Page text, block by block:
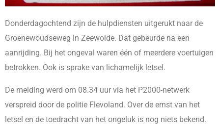
Donderdagochtend zijn de hulpdiensten uitgerukt naar de
Groenewoudseweg in Zeewolde. Dat gebeurde na een
aanrijding. Bij het ongeval waren één of meerdere voertuigen
betrokken. Ook is sprake van lichamelijk letsel.
De melding werd om 08.34 uur via het P2000-netwerk
verspreid door de politie Flevoland. Over de ernst van het
letsel en de toedracht van het ongeluk is nog niets bekend.